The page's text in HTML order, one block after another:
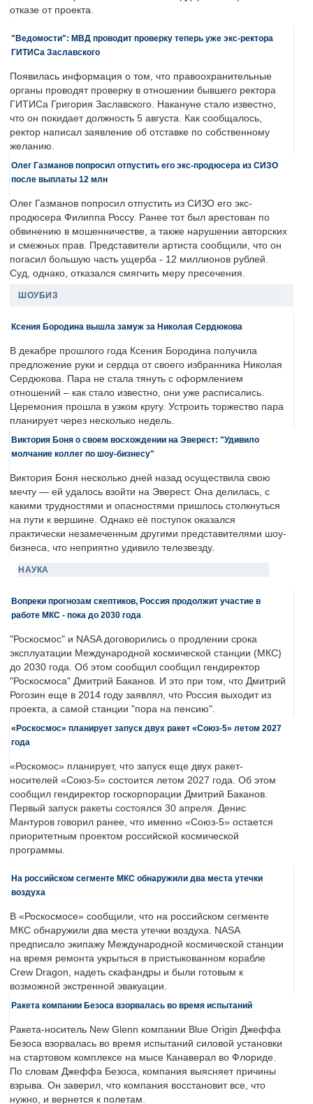
отказе от проекта.
"Ведомости": МВД проводит проверку теперь уже экс-ректора
ГИТИСа Заславского
Появилась информация о том, что правоохранительные
органы проводят проверку в отношении бывшего ректора
ГИТИСа Григория Заславского. Накануне стало известно,
что он покидает должность 5 августа. Как сообщалось,
ректор написал заявление об отставке по собственному
желанию.
Олег Газманов попросил отпустить его экс-продюсера из СИЗО
после выплаты 12 млн
Олег Газманов попросил отпустить из СИЗО его экс-
продюсера Филиппа Россу. Ранее тот был арестован по
обвинению в мошенничестве, а также нарушении авторских
и смежных прав. Представители артиста сообщили, что он
погасил большую часть ущерба - 12 миллионов рублей.
Суд, однако, отказался смягчить меру пресечения.
ШОУБИЗ
Ксения Бородина вышла замуж за Николая Сердюкова
В декабре прошлого года Ксения Бородина получила
предложение руки и сердца от своего избранника Николая
Сердюкова. Пара не стала тянуть с оформлением
отношений – как стало известно, они уже расписались.
Церемония прошла в узком кругу. Устроить торжество пара
планирует через несколько недель.
Виктория Боня о своем восхождении на Эверест: "Удивило
молчание коллег по шоу-бизнесу"
Виктория Боня несколько дней назад осуществила свою
мечту — ей удалось взойти на Эверест. Она делилась, с
какими трудностями и опасностями пришлось столкнуться
на пути к вершине. Однако её поступок оказался
практически незамеченным другими представителями шоу-
бизнеса, что неприятно удивило телезвезду.
НАУКА
Вопреки прогнозам скептиков, Россия продолжит участие в
работе МКС - пока до 2030 года
"Роскосмос" и NASA договорились о продлении срока
эксплуатации Международной космической станции (МКС)
до 2030 года. Об этом сообщил сообщил гендиректор
"Роскосмоса" Дмитрий Баканов. И это при том, что Дмитрий
Рогозин еще в 2014 году заявлял, что Россия выходит из
проекта, а самой станции "пора на пенсию".
«Роскосмос» планирует запуск двух ракет «Союз-5» летом 2027
года
«Роскомос» планирует, что запуск еще двух ракет-
носителей «Союз-5» состоится летом 2027 года. Об этом
сообщил гендиректор госкорпорации Дмитрий Баканов.
Первый запуск ракеты состоялся 30 апреля. Денис
Мантуров говорил ранее, что именно «Союз-5» остается
приоритетным проектом российской космической
программы.
На российском сегменте МКС обнаружили два места утечки
воздуха
В «Роскосмосе» сообщили, что на российском сегменте
МКС обнаружили два места утечки воздуха. NASA
предписало экипажу Международной космической станции
на время ремонта укрыться в пристыкованном корабле
Crew Dragon, надеть скафандры и были готовым к
возможной экстренной эвакуации.
Ракета компании Безоса взорвалась во время испытаний
Ракета-носитель New Glenn компании Blue Origin Джеффа
Безоса взорвалась во время испытаний силовой установки
на стартовом комплексе на мысе Канаверал во Флориде.
По словам Джеффа Безоса, компания выясняет причины
взрыва. Он заверил, что компания восстановит все, что
нужно, и вернется к полетам.